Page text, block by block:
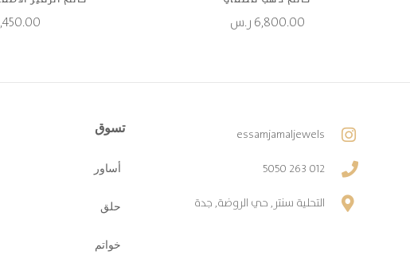
6,800.00 ر.س
essamjamaljewels
012 263 5050
التحلية سنتر, حي الروضة, جدة
تسوق
أساور
حلق
خواتم